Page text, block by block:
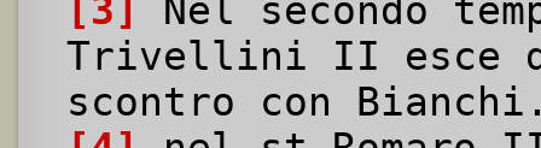
[3]
Nel secondo
Trivellini II esce
scontro con